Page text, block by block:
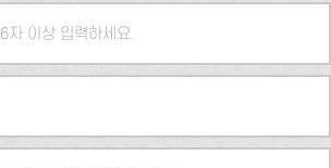
6자 이상 입력하세요.